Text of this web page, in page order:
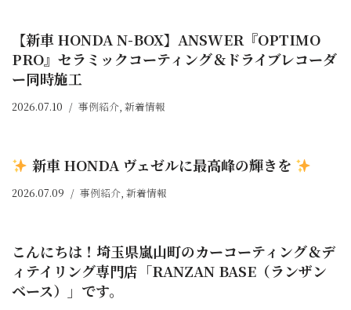
【新車 HONDA N-BOX】ANSWER『OPTIMO
PRO』セラミックコーティング＆ドライブレコーダ
ー同時施工
2026.07.10 事例紹介, 新着情報
新車 HONDA ヴェゼルに最高峰の輝きを
2026.07.09 事例紹介, 新着情報
こんにちは！埼玉県嵐山町のカーコーティング＆デ
ィテイリング専門店「RANZAN BASE（ランザン
ベース）」です。⁡